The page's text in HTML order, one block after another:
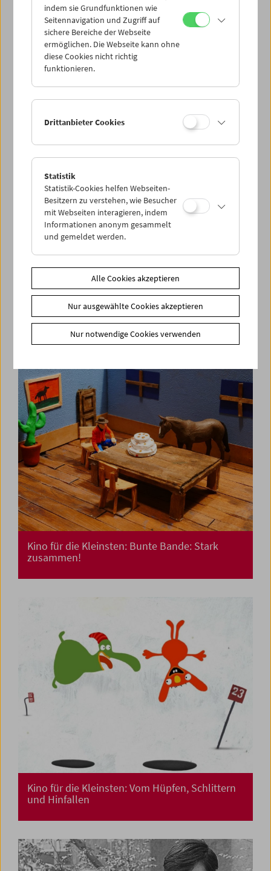
Alexander Kluge
In Person: Nora Sweeney
Kino für die Kleinsten: Bunte Bande: Stark
zusammen!
Kino für die Kleinsten: Vom Hüpfen, Schlittern
und Hinfallen
indem sie Grundfunktionen wie
Seitennavigation und Zugriff auf
sichere Bereiche der Webseite
ermöglichen. Die Webseite kann ohne
diese Cookies nicht richtig
funktionieren.
Drittanbieter Cookies
Statistik
Statistik-Cookies helfen Webseiten-
Besitzern zu verstehen, wie Besucher
mit Webseiten interagieren, indem
Informationen anonym gesammelt
und gemeldet werden.
Alle Cookies akzeptieren
Nur ausgewählte Cookies akzeptieren
Nur notwendige Cookies verwenden